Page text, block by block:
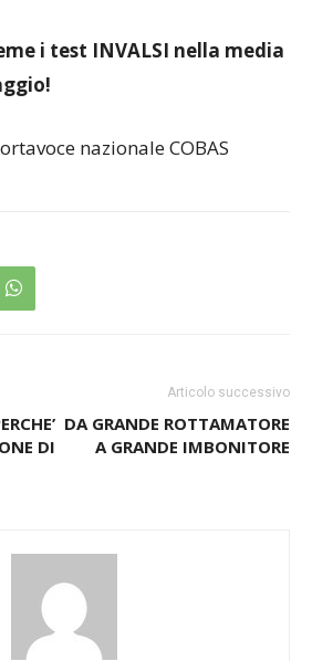
i test INVALSI nella media
nazionale COBAS
DI
Articolo successivo
DA GRANDE ROTTAMATORE
A GRANDE IMBONITORE